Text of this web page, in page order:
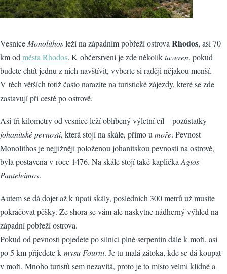
Vesnice Monolithosleží na západním pobřeží ostrova Rhodos, asi 70
km od města Rhodos. K občerstvení je zde několiktaveren, pokud
budete chtít jednu z nich navštívit, vyberte si raději nějakou menší.
V těch větších totiž často narazíte na turistické zájezdy, které se zde
zastavují při cestě po ostrově.
Asi tři kilometry od vesnice leží oblíbený výletní cíl – pozůstatky
johanitské pevnosti, která stojí na skále, přímo u moře. Pevnost
Monolithos je nejjižněji položenou johanitskou pevností na ostrově,
byla postavena v roce 1476. Na skále stojí také kaplička Agios
Panteleimos.
Autem se dá dojet až k úpatí skály, posledních 300 metrů už musíte
pokračovat pěšky. Ze shora se vám ale naskytne nádherný výhled na
západní pobřeží ostrova.
Pokud od pevnosti pojedete po silnici plné serpentin dále k moři, asi
po 5 km přijedete k mysu Fourni. Je tu malá zátoka, kde se dá koupat
v moři. Mnoho turistů sem nezavítá, proto je to místo velmi klidné a